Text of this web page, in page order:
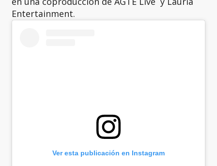
Entertainment.
Ver esta publicación en Instagram